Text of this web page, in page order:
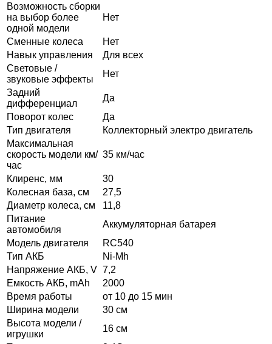
Возможность сборки
на выбор более
одной модели
Нет
Сменные колеса
Нет
Навык управления
Для всех
Световые /
звуковые эффекты
Нет
Задний
дифференциал
Да
Поворот колес
Да
Тип двигателя
Коллекторный электро двигатель
Максимальная
скорость модели км/
час
35 км/час
Клиренс, мм
30
Колесная база, см
27,5
Диаметр колеса, см
11,8
Питание
автомобиля
Аккумуляторная батарея
Модель двигателя
RC540
Тип АКБ
Ni-Mh
Напряжение АКБ, V 7,2
Емкость АКБ, mAh
2000
Время работы
от 10 до 15 мин
Ширина модели
30 см
Высота модели /
игрушки
16 см